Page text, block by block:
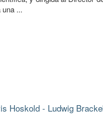
...
Hoskold - Ludwig